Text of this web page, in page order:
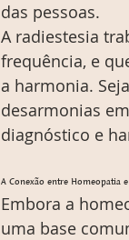
das pessoas.
A radiestesia
frequência, e
a harmonia.
desarmonias
diagnóstico e
A Conexão entre Homeopatia
Embora a
uma base